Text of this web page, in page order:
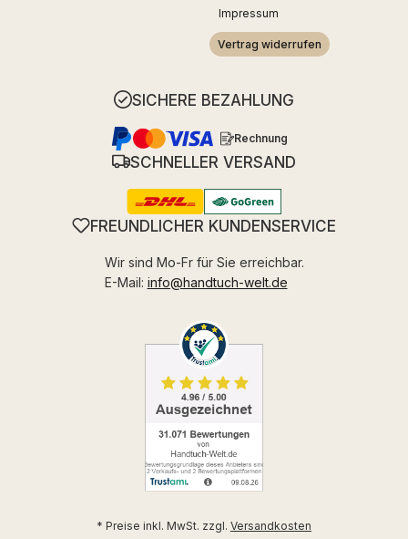
Impressum
Vertrag widerrufen
SICHERE BEZAHLUNG
Rechnung
SCHNELLER VERSAND
FREUNDLICHER KUNDENSERVICE
Wir sind Mo-Fr für Sie erreichbar.
E-Mail: info@handtuch-welt.de
* Preise inkl. MwSt. zzgl. Versandkosten